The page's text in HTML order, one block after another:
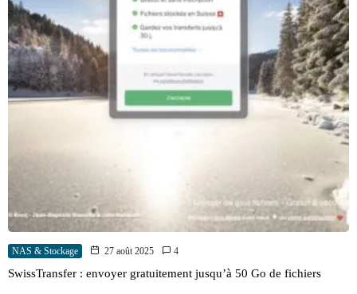
NAS & Stockage 27 août 2025 4
SwissTransfer : envoyer gratuitement jusqu’à 50 Go de fichiers